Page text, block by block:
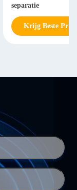
separatie
Krijg Beste Prijs